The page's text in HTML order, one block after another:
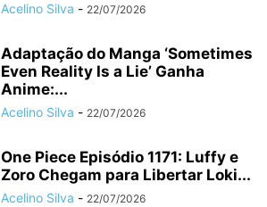
Acelino Silva - 22/07/2026
Adaptação do Manga ‘Sometimes
Even Reality Is a Lie’ Ganha
Anime:...
Acelino Silva - 22/07/2026
One Piece Episódio 1171: Luffy e
Zoro Chegam para Libertar Loki...
Acelino Silva - 22/07/2026